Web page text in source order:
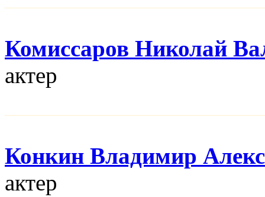
Комиссаров Николай
актер
Конкин Владимир
актер